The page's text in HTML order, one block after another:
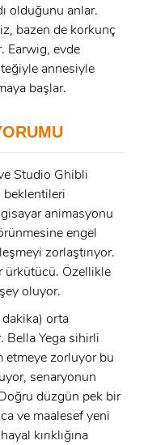
Unuttum ?
olduğunu anlar.
bazen de korkunç
Earwig, evde
annesiyle
başlar.
Studio Ghibli
beklentileri
animasyonu
engel
zorlaştırıyor.
ürkütücü. Özellikle
oluyor.
dakika) orta
Bella Yega sihirli
etmeye zorluyor bu
senaryonun
düzgün pek bir
ve maalesef yeni
kırıklığına